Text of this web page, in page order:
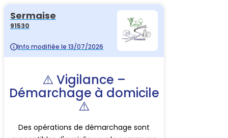
Sermaise
91530
Info modifiée le 13/07/2026
⚠️ Vigilance –
Démarchage à domicile
⚠️
Des opérations de démarchage sont